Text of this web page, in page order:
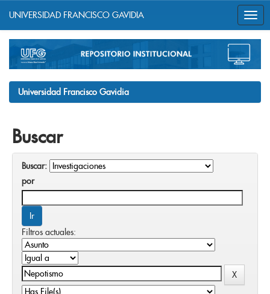
navigation
UNIVERSIDAD FRANCISCO GAVIDIA
Universidad Francisco Gavidia
Buscar
Buscar:
por
Filtros actuales: